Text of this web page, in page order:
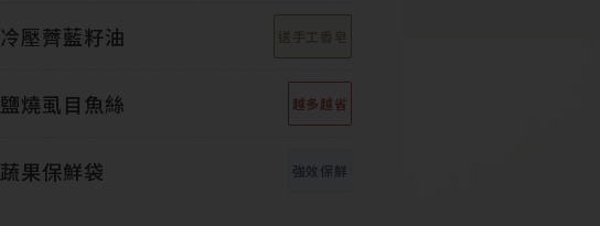
冷壓薺藍籽油
鹽燒虱目魚絲 越多越省
蔬果保鮮袋 強效保鮮